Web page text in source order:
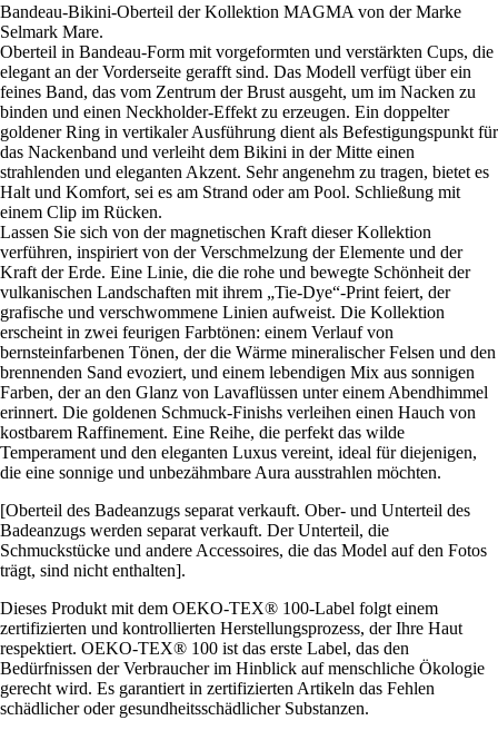
Bandeau-Bikini-Oberteil der Kollektion MAGMA von der Marke
Selmark Mare.
Oberteil in Bandeau-Form mit vorgeformten und verstärkten Cups, die
elegant an der Vorderseite gerafft sind. Das Modell verfügt über ein
feines Band, das vom Zentrum der Brust ausgeht, um im Nacken zu
binden und einen Neckholder-Effekt zu erzeugen. Ein doppelter
goldener Ring in vertikaler Ausführung dient als Befestigungspunkt für
das Nackenband und verleiht dem Bikini in der Mitte einen
strahlenden und eleganten Akzent. Sehr angenehm zu tragen, bietet es
Halt und Komfort, sei es am Strand oder am Pool. Schließung mit
einem Clip im Rücken.
Lassen Sie sich von der magnetischen Kraft dieser Kollektion
verführen, inspiriert von der Verschmelzung der Elemente und der
Kraft der Erde. Eine Linie, die die rohe und bewegte Schönheit der
vulkanischen Landschaften mit ihrem „Tie-Dye“-Print feiert, der
grafische und verschwommene Linien aufweist. Die Kollektion
erscheint in zwei feurigen Farbtönen: einem Verlauf von
bernsteinfarbenen Tönen, der die Wärme mineralischer Felsen und den
brennenden Sand evoziert, und einem lebendigen Mix aus sonnigen
Farben, der an den Glanz von Lavaflüssen unter einem Abendhimmel
erinnert. Die goldenen Schmuck-Finishs verleihen einen Hauch von
kostbarem Raffinement. Eine Reihe, die perfekt das wilde
Temperament und den eleganten Luxus vereint, ideal für diejenigen,
die eine sonnige und unbezähmbare Aura ausstrahlen möchten.
[Oberteil des Badeanzugs separat verkauft. Ober- und Unterteil des
Badeanzugs werden separat verkauft. Der Unterteil, die
Schmuckstücke und andere Accessoires, die das Model auf den Fotos
trägt, sind nicht enthalten].
Dieses Produkt mit dem OEKO-TEX® 100-Label folgt einem
zertifizierten und kontrollierten Herstellungsprozess, der Ihre Haut
respektiert. OEKO-TEX® 100 ist das erste Label, das den
Bedürfnissen der Verbraucher im Hinblick auf menschliche Ökologie
gerecht wird. Es garantiert in zertifizierten Artikeln das Fehlen
schädlicher oder gesundheitsschädlicher Substanzen.